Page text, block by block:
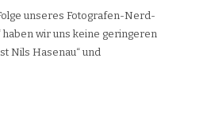
unseres Fotografen-Nerd-
haben wir uns keine geringeren
Nils Hasenau“ und